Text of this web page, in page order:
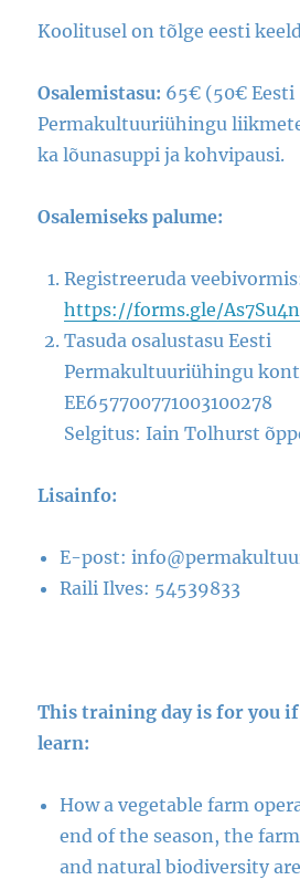
Koolitusel on tõlge eesti
Osalemistasu: 65€ (50€ Eesti
Permakultuuriühingu
ka lõunasuppi ja kohvipausi.
Osalemiseks palume:
Registreeruda
https://forms.gle/
Tasuda osalustasu Eesti
Permakultuuriühingu
EE657700771003100278
Selgitus: Iain Tolhurst
Lisainfo:
E-post:
Raili Ilves: 54539833
This training day is for you
learn:
How a vegetable farm
end of the season, the
and natural biodiversity